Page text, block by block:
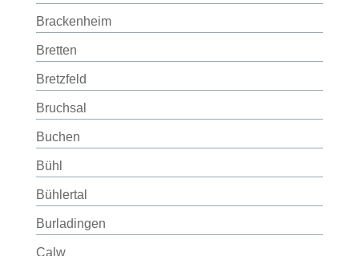
Brackenheim
Bretten
Bretzfeld
Bruchsal
Buchen
Bühl
Bühlertal
Burladingen
Calw